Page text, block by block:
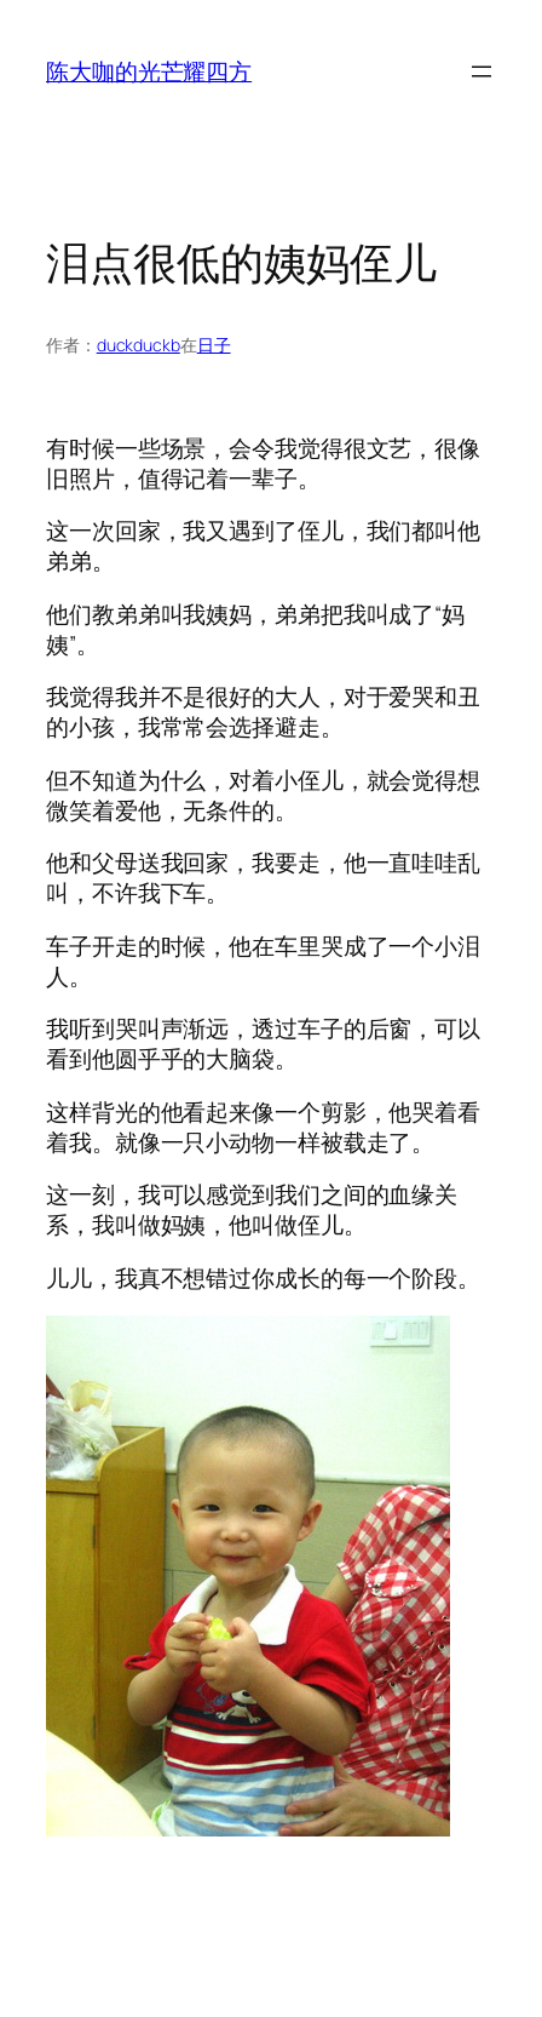
陈大咖的光芒耀四方
泪点很低的姨妈侄儿
作者： duckduckb在日子
有时候一些场景，会令我觉得很文艺，很像
旧照片，值得记着一辈子。
这一次回家，我又遇到了侄儿，我们都叫他
弟弟。
他们教弟弟叫我姨妈，弟弟把我叫成了“妈
姨”。
我觉得我并不是很好的大人，对于爱哭和丑
的小孩，我常常会选择避走。
但不知道为什么，对着小侄儿，就会觉得想
微笑着爱他，无条件的。
他和父母送我回家，我要走，他一直哇哇乱
叫，不许我下车。
车子开走的时候，他在车里哭成了一个小泪
人。
我听到哭叫声渐远，透过车子的后窗，可以
看到他圆乎乎的大脑袋。
这样背光的他看起来像一个剪影，他哭着看
着我。就像一只小动物一样被载走了。
这一刻，我可以感觉到我们之间的血缘关
系，我叫做妈姨，他叫做侄儿。
儿儿，我真不想错过你成长的每一个阶段。